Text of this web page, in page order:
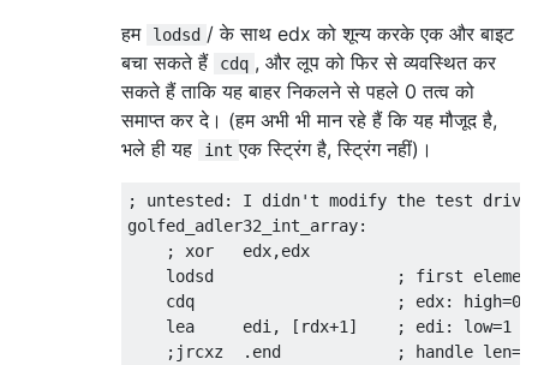
हम
lodsd / के साथ edx को शून्य करके एक और बाइट
बचा सकते हैं
cdq , और लूप को फिर से व्यवस्थित कर
सकते हैं ताकि यह बाहर निकलने से पहले 0 तत्व को
समाप्त कर दे। (हम अभी भी मान रहे हैं कि यह मौजूद है,
भले ही यह
int एक स्ट्रिंग है, स्ट्रिंग नहीं)।
; untested: I didn't modify the test
golfed_adler32_int_array:
    ; xor   edx,edx
lodsd                   ; first
    cdq                     ; edx: high=0
    lea     edi, [rdx+1]    ; edi: low=1
;jrcxz  .end            ; handle